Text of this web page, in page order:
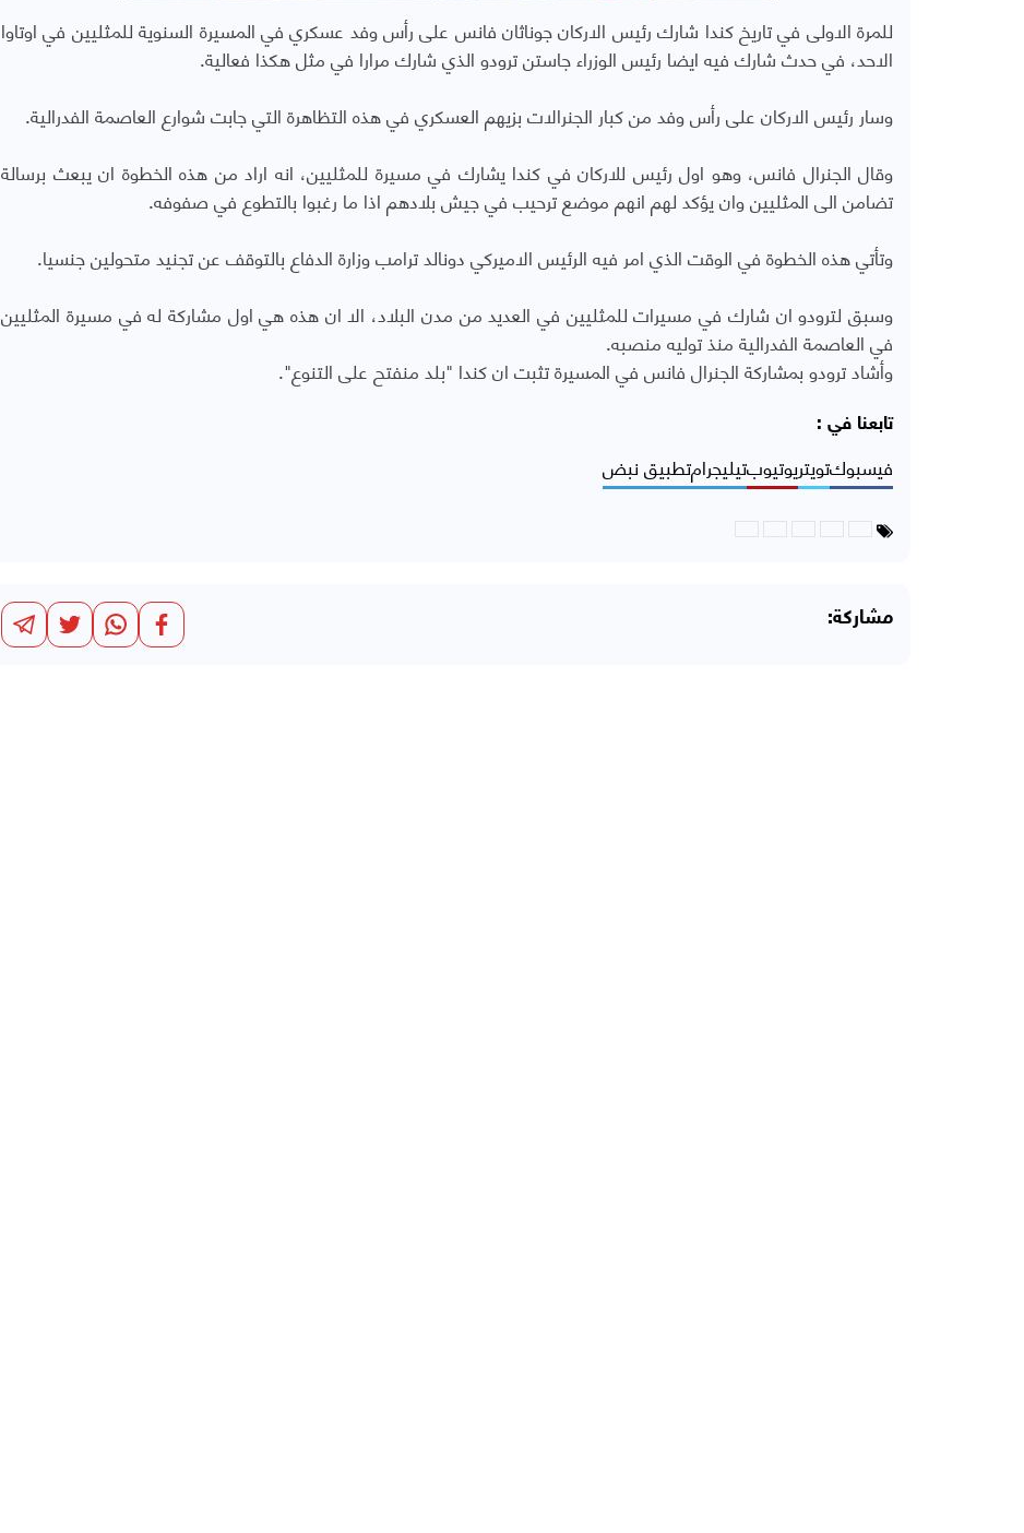
للمرة الاولى في تاريخ كندا شارك رئيس الاركان جوناثان فانس على رأس وفد عسكري في المسيرة السنوية للمثليين في اوتاوا
الاحد، في حدث شارك فيه ايضا رئيس الوزراء جاستن ترودو الذي شارك مرارا في مثل هكذا فعالية.
وسار رئيس الاركان على رأس وفد من كبار الجنرالات بزيهم العسكري في هذه التظاهرة التي جابت شوارع العاصمة الفدرالية.
وقال الجنرال فانس، وهو اول رئيس للاركان في كندا يشارك في مسيرة للمثليين، انه اراد من هذه الخطوة ان يبعث برسالة
تضامن الى المثليين وان يؤكد لهم انهم موضع ترحيب في جيش بلادهم اذا ما رغبوا بالتطوع في صفوفه.
وتأتي هذه الخطوة في الوقت الذي امر فيه الرئيس الاميركي دونالد ترامب وزارة الدفاع بالتوقف عن تجنيد متحولين جنسيا.
وسبق لترودو ان شارك في مسيرات للمثليين في العديد من مدن البلاد، الا ان هذه هي اول مشاركة له في مسيرة المثليين
في العاصمة الفدرالية منذ توليه منصبه.
وأشاد ترودو بمشاركة الجنرال فانس في المسيرة تثبت ان كندا "بلد منفتح على التنوع".
تابعنا في :
فيسبوكتويتريوتيوبتيليجرامتطبيق نبض
مشاركة: